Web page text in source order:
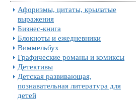
Афоризмы, цитаты, крылатые
выражения
Бизнес-книга
Блокноты и ежедневники
Виммельбух
Графические романы и комиксы
Детективы
Детская развивающая,
познавательная литература для
детей